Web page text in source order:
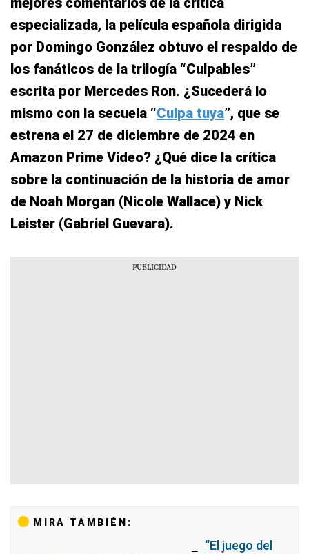
especializada, la película española dirigida
por Domingo González obtuvo el respaldo de
los fanáticos de la trilogía “Culpables”
escrita por Mercedes Ron. ¿Sucederá lo
mismo con la secuela “Culpa tuya”, que se
estrena el 27 de diciembre de 2024 en
Amazon Prime Video? ¿Qué dice la crítica
sobre la continuación de la historia de amor
de Noah Morgan (Nicole Wallace) y Nick
Leister (Gabriel Guevara).
MIRA TAMBIÉN:
“El juego del